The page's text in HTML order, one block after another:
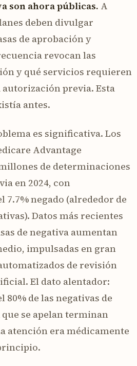
son ahora públicas. A
deben divulgar
de aprobación y
revocan las
y qué servicios requieren
previa. Esta
antes.
es significativa. Los
Advantage
de determinaciones
en 2024, con
7.7% negado (alrededor de
Datos más recientes
de negativa aumentan
impulsadas en gran
de revisión
El dato alentador:
de las negativas de
se apelan terminan
atención era médicamente